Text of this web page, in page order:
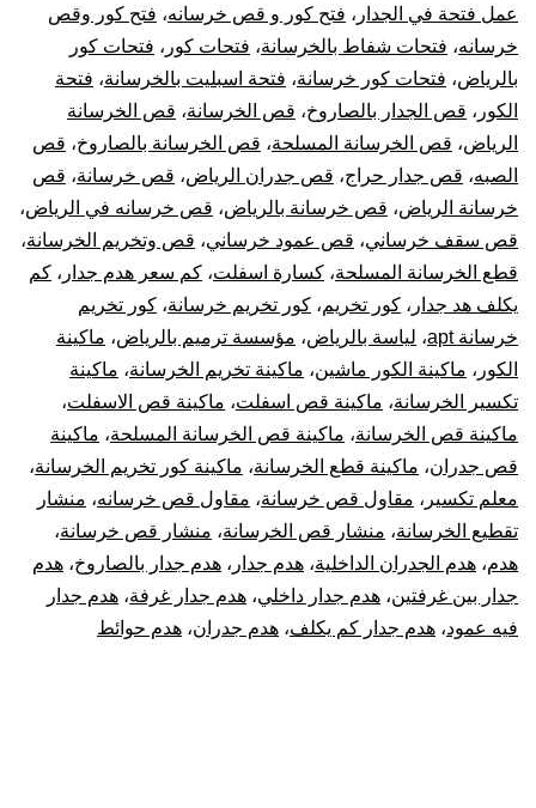
عمل فتحة في الجدار ، فتح كور و قص خرسانه، فتح كور وقص
خرسانه، فتحات شفاط بالخرسانة، فتحات كور ، فتحات كور
بالرياض، فتحات كور خرسانة، فتحة اسبليت بالخرسانة، فتحة
الكور ، قص الجدار بالصاروخ، قص الخرسانة، قص الخرسانة
الرياض، قص الخرسانة المسلحة، قص الخرسانة بالصاروخ، قص
الصبه، قص جدار حراج، قص جدران الرياض، قص خرسانة، قص
خرسانة الرياض، قص خرسانة بالرياض، قص خرسانه في الرياض،
قص سقف خرساني، قص عمود خرساني، قص وتخريم الخرسانة،
قطع الخرسانة المسلحة، كسارة اسفلت، كم سعر هدم جدار ، كم
يكلف هد جدار ، كور تخريم، كور تخريم خرسانة، كور تخريم
خرسانة apt
، لياسة بالرياض، مؤسسة ترميم بالرياض، ماكينة
الكور ، ماكينة الكور ماشين، ماكينة تخريم الخرسانة، ماكينة
تكسير الخرسانة، ماكينة قص اسفلت، ماكينة قص الاسفلت،
ماكينة قص الخرسانة، ماكينة قص الخرسانة المسلحة، ماكينة
قص جدران، ماكينة قطع الخرسانة، ماكينة كور تخريم الخرسانة،
معلم تكسير ، مقاول قص خرسانة، مقاول قص خرسانه، منشار
تقطيع الخرسانة، منشار قص الخرسانة، منشار قص خرسانة،
هدم، هدم الجدران الداخلية، هدم جدار ، هدم جدار بالصاروخ، هدم
جدار بين غرفتين، هدم جدار داخلي، هدم جدار غرفة، هدم جدار
فيه عمود، هدم جدار كم يكلف، هدم جدران، هدم حوائط